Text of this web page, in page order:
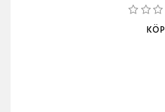
KÖP